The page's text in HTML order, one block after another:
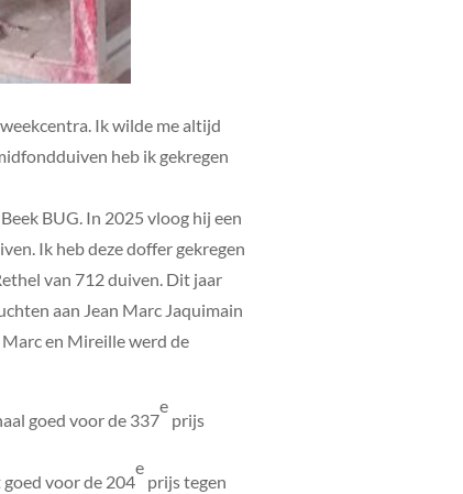
Ik wilde me altijd
heb ik gekregen
BUG. In 2025 vloog hij een
Ik heb deze doffer gekregen
van 712 duiven. Dit jaar
aan Jean Marc Jaquimain
en Mireille werd de
goed voor de 337
e
prijs
voor de 204
e
prijs tegen